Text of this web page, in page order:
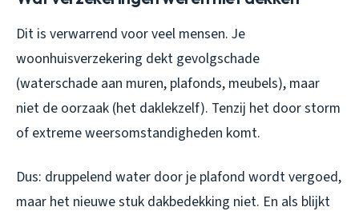
Dit is verwarrend voor veel mensen. Je
woonhuisverzekering dekt gevolgschade
(waterschade aan muren, plafonds, meubels), maar
niet de oorzaak (het daklekzelf). Tenzij het door storm
of extreme weersomstandigheden komt.
Dus: druppelend water door je plafond wordt vergoed,
maar het nieuwe stuk dakbedekking niet. En als blijkt